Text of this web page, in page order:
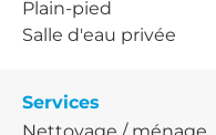
Plain-pied
Salle d'eau privée
Services
Nettoyage / ménage